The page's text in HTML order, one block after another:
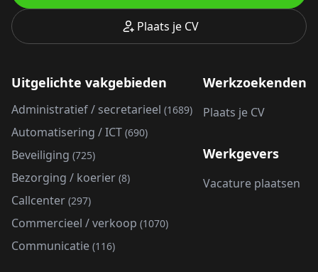
Plaats je CV
Uitgelichte vakgebieden
Administratief / secretarieel (1689)
Automatisering / ICT (690)
Beveiliging (725)
Bezorging / koerier (8)
Callcenter (297)
Commercieel / verkoop (1070)
Communicatie (116)
Werkzoekenden
Plaats je CV
Werkgevers
Vacature plaatsen